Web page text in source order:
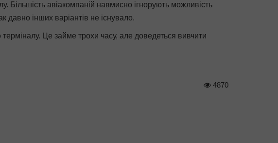
Більшість авіакомпаній навмисно ігнорують можливість
давно інших варіантів не існувало.
Це займе трохи часу, але доведеться вивчити
4870